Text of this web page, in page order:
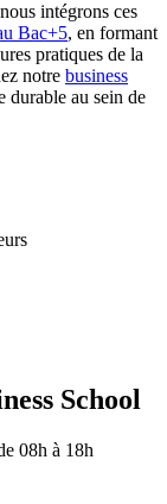
intégrons ces
Bac+5, en formant
pratiques de la
notre business
durable au sein de
School
08h à 18h